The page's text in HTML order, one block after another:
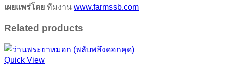
เผยแพร่โดย ทีมงาน www.farmssb.com
Related products
Quick View